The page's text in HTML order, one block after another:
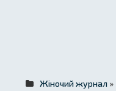
Жіночий журнал »